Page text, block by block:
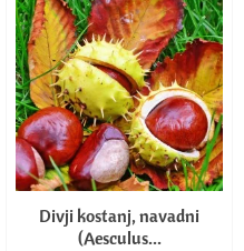
Divji kostanj, navadni
(Aesculus...